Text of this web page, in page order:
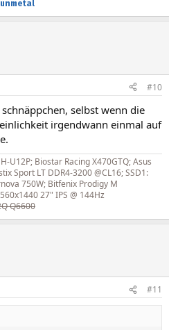
#10
selbst wenn die
irgendwann einmal auf
U12P; Biostar Racing X470GTQ; Asus
Sport LT DDR4-3200 @CL16; SSD1:
750W; Bitfenix Prodigy M
27" IPS @ 144Hz
Q6600
#11